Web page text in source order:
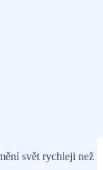
svět rychleji než